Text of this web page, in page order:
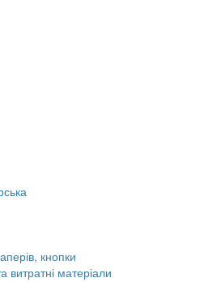
кнопки
витратні матеріали